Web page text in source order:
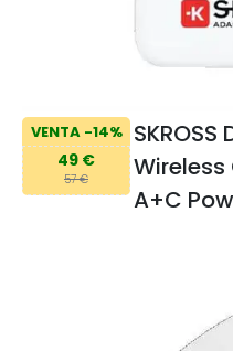
VENTA -14%
49 €
57 €
Wireless
A+C